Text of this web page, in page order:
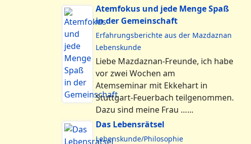
Atemfokus und jede Menge Spaß
in der Gemeinschaft
Erfahrungsberichte aus der Mazdaznan
Lebenskunde
Liebe Mazdaznan-Freunde, ich habe
vor zwei Wochen am
Atemseminar mit Ekkehart in
Stuttgart-Feuerbach teilgenommen.
Dazu sind meine Frau …...
Das Lebensrätsel
Lebenskunde/Philosophie